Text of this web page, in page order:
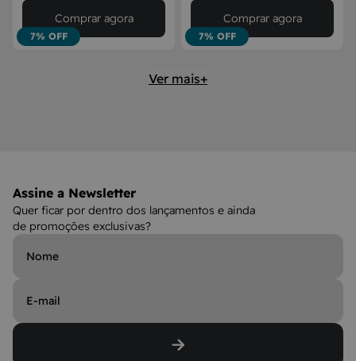
7% OFF
Comprar agora
7% OFF
Comprar agora
Ver mais+
Assine a Newsletter
Quer ficar por dentro dos lançamentos e ainda
de promoções exclusivas?